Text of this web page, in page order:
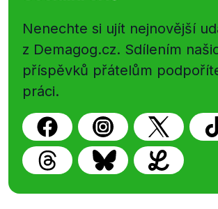
Nenechte si ujít nejnovější
z Demagog.cz. Sdílením
příspěvků přátelům
práci.